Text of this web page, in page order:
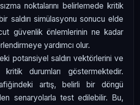
noktalarını belirlemede kritik
saldırı simülasyonu sonucu elde
güvenlik önlemlerinin ne kadar
yardımcı olur.
potansiyel saldırı vektörlerini ve
durumları göstermektedir.
artış, belirli bir döngü
senaryolarla test edilebilir. Bu,